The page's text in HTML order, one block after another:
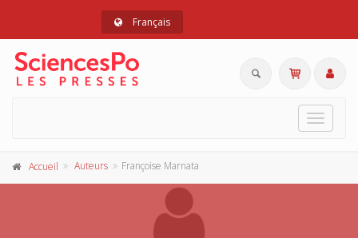
Français
Toggle
Accueil Auteurs Françoise Marnata